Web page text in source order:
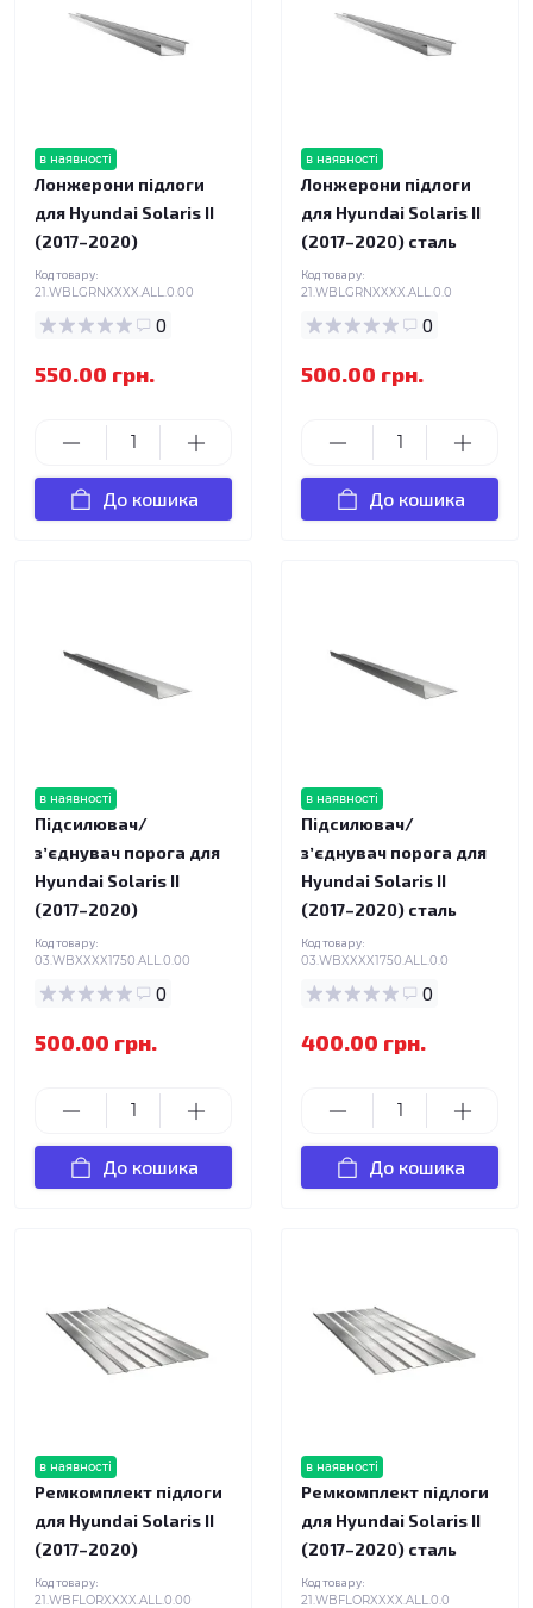
в наявності
Лонжерони підлоги
для Hyundai Solaris II
(2017–2020)
Код товару:
21.WBLGRNXXXX.ALL.0.00
0
550.00 грн.
До кошика
в наявності
Лонжерони підлоги
для Hyundai Solaris II
(2017–2020) сталь
Код товару:
21.WBLGRNXXXX.ALL.0.0
0
500.00 грн.
До кошика
в наявності
Підсилювач/
зʼєднувач порога для
Hyundai Solaris II
(2017–2020)
Код товару:
03.WBXXXX1750.ALL.0.00
0
500.00 грн.
До кошика
в наявності
Підсилювач/
зʼєднувач порога для
Hyundai Solaris II
(2017–2020) сталь
Код товару:
03.WBXXXX1750.ALL.0.0
0
400.00 грн.
До кошика
в наявності
Ремкомплект підлоги
для Hyundai Solaris II
(2017–2020)
Код товару:
21.WBFLORXXXX.ALL.0.00
в наявності
Ремкомплект підлоги
для Hyundai Solaris II
(2017–2020) сталь
Код товару:
21.WBFLORXXXX.ALL.0.0